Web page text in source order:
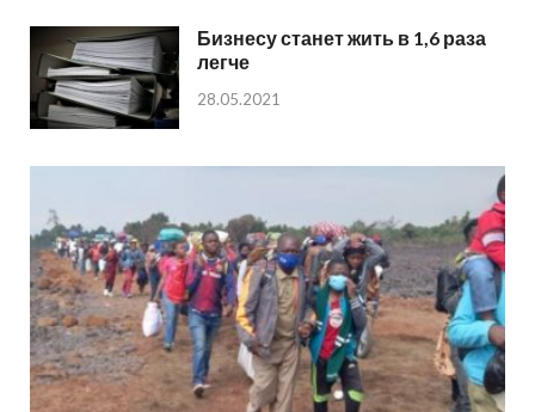
Бизнесу станет жить в 1,6 раза
легче
28.05.2021